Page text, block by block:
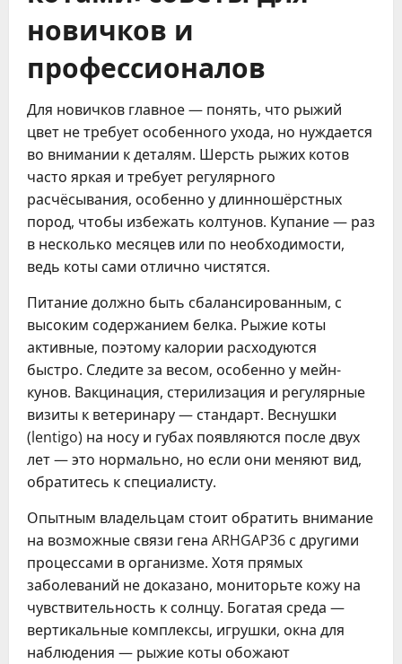
новичков и
профессионалов
Для новичков главное — понять, что рыжий
цвет не требует особенного ухода, но нуждается
во внимании к деталям. Шерсть рыжих котов
часто яркая и требует регулярного
расчёсывания, особенно у длинношёрстных
пород, чтобы избежать колтунов. Купание — раз
в несколько месяцев или по необходимости,
ведь коты сами отлично чистятся.
Питание должно быть сбалансированным, с
высоким содержанием белка. Рыжие коты
активные, поэтому калории расходуются
быстро. Следите за весом, особенно у мейн-
кунов. Вакцинация, стерилизация и регулярные
визиты к ветеринару — стандарт. Веснушки
(lentigo) на носу и губах появляются после двух
лет — это нормально, но если они меняют вид,
обратитесь к специалисту.
Опытным владельцам стоит обратить внимание
на возможные связи гена ARHGAP36 с другими
процессами в организме. Хотя прямых
заболеваний не доказано, мониторьте кожу на
чувствительность к солнцу. Богатая среда —
вертикальные комплексы, игрушки, окна для
наблюдения — рыжие коты обожают